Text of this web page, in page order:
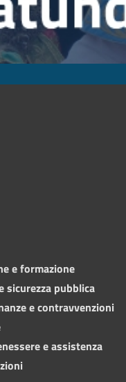
e formazione
sicurezza pubblica
e contravvenzioni
e assistenza